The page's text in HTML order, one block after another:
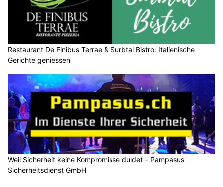
Restaurant De Finibus Terrae & Surbtal Bistro: Italienische
Gerichte geniessen
Weil Sicherheit keine Kompromisse duldet – Pampasus
Sicherheitsdienst GmbH